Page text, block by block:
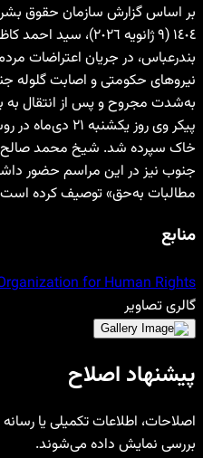
بندرعباس، در جریان اعتراضات
نیروهای حکومتی و اصابت گلوله
به‌شدت مجروح و پس از انتقال به
پیکر وی روز
خاک سپرده شد. شیخ محمد صالح
جنوب نیز در این مراسم حضور
مطالبات به‌حق» توصیف کرده
منابع
for Human Rights
گالری تصاویر
پیشنهاد اصلاح
اصلاحات، اطلاعات تکمیلی یا
بررسی نمایش داده می‌شوند.